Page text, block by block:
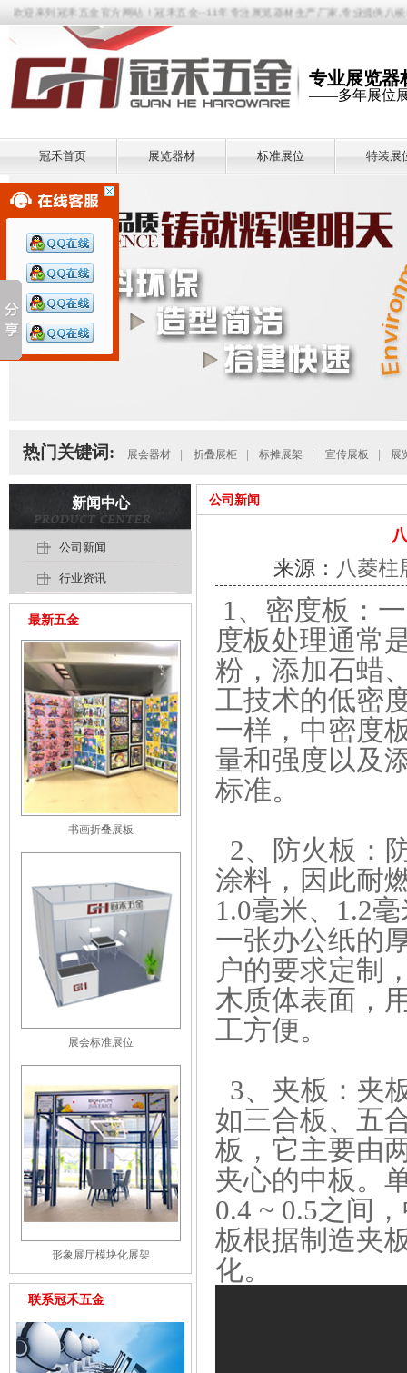
到冠禾五金官方网站！冠禾五金--11年专注展览器材生产厂家,专业提供八棱柱展
专业展览器
——多年展位
冠禾首页 展览器材 标准展位 特装展
热门关键词: 展会器材 折叠展柜 标摊展架 宣传展板 展
公司新闻
来源： 八菱柱
1、密度板：
度板处理通常
粉，添加石蜡
工技术的低密
一样，中密度
量和强度以及
标准。
2、防火板：
涂料，因此耐
1.0毫米、1.2
一张办公纸的
户的要求定制
木质体表面，
工方便。
3、夹板：夹
如三合板、五
板，它主要由
夹心的中板。
0.4 ~ 0.5之间
板根据制造夹
化。
新闻中心
公司新闻
行业资讯
最新五金
书画折叠展板
展会标准展位
形象展厅模块化展架
联系冠禾五金